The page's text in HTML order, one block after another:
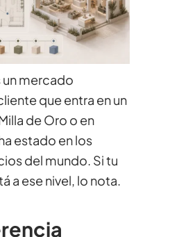
un mercado
que entra en un
de Oro o en
estado en los
del mundo. Si tu
a ese nivel, lo nota.